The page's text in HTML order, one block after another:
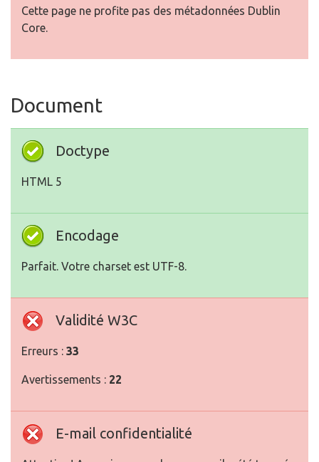
Cette page ne profite pas des métadonnées Dublin
Core.
Document
Doctype
HTML 5
Encodage
Parfait. Votre charset est UTF-8.
Validité W3C
Erreurs : 33
Avertissements : 22
E-mail confidentialité